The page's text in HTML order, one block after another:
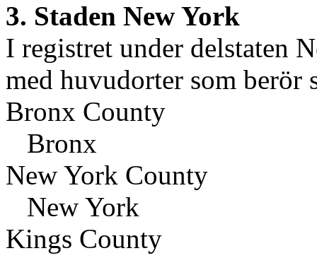
3. Staden New York
I registret under delstaten
med huvudorter som berör
Bronx County
Bronx
New York County
New York
Kings County